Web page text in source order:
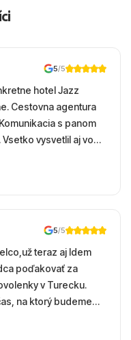
5/5
hotel Jazz
Cestovna agentura
s panom
vysvetlil aj vo
Hotel
more,
5/5
teraz aj Idem
poďakovať za
v Turecku.
na ktorý budeme
prebehlo
zájazdu, cez